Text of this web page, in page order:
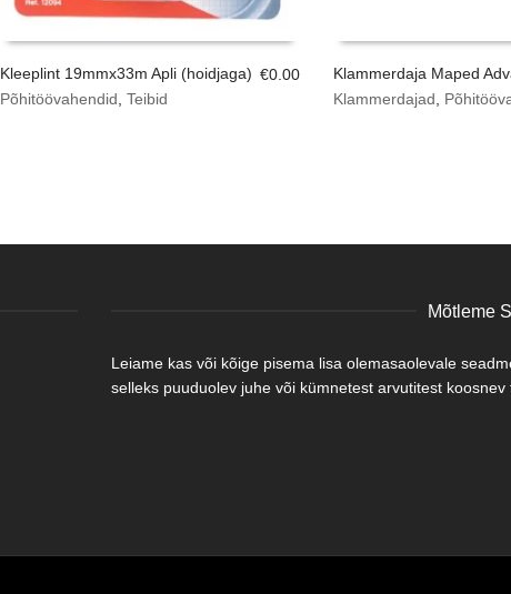
Kleeplint 19mmx33m Apli (hoidjaga)
Põhitöövahendid Teibid
€0.00
Klammerdaja Maped
Klammerdajad
Mõtleme
Leiame kas või kõige pisema lisa olemasaolevale
selleks puuduolev juhe või kümnetest arvutitest